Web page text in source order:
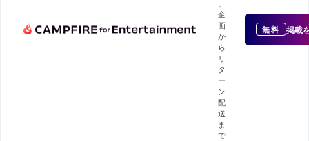
企
画
か
ら
リ
タ
ー
ン
配
送
ま
で
無料 掲載